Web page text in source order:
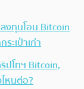
งทุนโอน Bitcoin
ะเป๋าเก่า
ปโทฯ Bitcoin,
ไหนต่อ?